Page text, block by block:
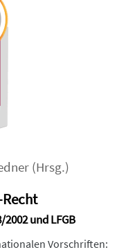
(Hrsg.)
und LFGB
Vorschriften: